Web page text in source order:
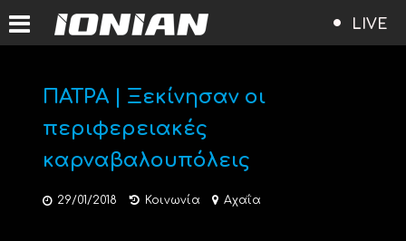
LIVE
ΠΑΤΡΑ | Ξεκίνησαν οι
περιφερειακές
καρναβαλουπόλεις
29/01/2018 Κοινωνία Αχαΐα